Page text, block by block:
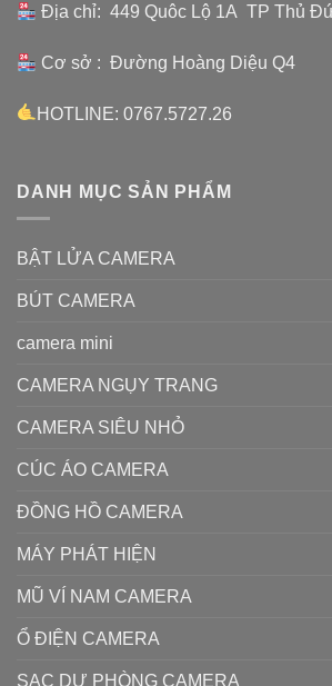
Địa chỉ: 449 Quôc Lộ 1A TP Thủ
Cơ sở : Đường Hoàng Diệu Q4
HOTLINE: 0767.5727.26
DANH MỤC SẢN PHẨM
BẬT LỬA CAMERA
BÚT CAMERA
camera mini
CAMERA NGỤY TRANG
CAMERA SIÊU NHỎ
CÚC ÁO CAMERA
ĐỒNG HỒ CAMERA
MÁY PHÁT HIỆN
MŨ VÍ NAM CAMERA
Ổ ĐIỆN CAMERA
SẠC DỰ PHÒNG CAMERA